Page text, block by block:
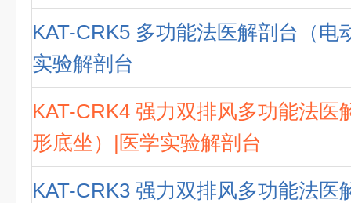
KAT-CRK5 多功能法医解剖台（电
实验解剖台
KAT-CRK4 强力双排风多功能法医
形底坐）|医学实验解剖台
KAT-CRK3 强力双排风多功能法医